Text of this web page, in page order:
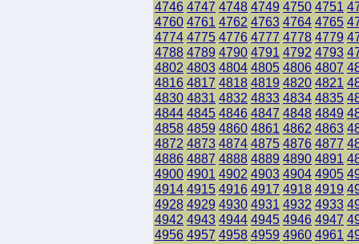
4746 4747 4748 4749 4750 4751
4760 4761 4762 4763 4764 4765
4774 4775 4776 4777 4778 4779
4788 4789 4790 4791 4792 4793
4802 4803 4804 4805 4806 4807
4816 4817 4818 4819 4820 4821
4830 4831 4832 4833 4834 4835
4844 4845 4846 4847 4848 4849
4858 4859 4860 4861 4862 4863
4872 4873 4874 4875 4876 4877
4886 4887 4888 4889 4890 4891
4900 4901 4902 4903 4904 4905
4914 4915 4916 4917 4918 4919
4928 4929 4930 4931 4932 4933
4942 4943 4944 4945 4946 4947
4956 4957 4958 4959 4960 4961